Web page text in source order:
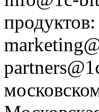
продуктов: